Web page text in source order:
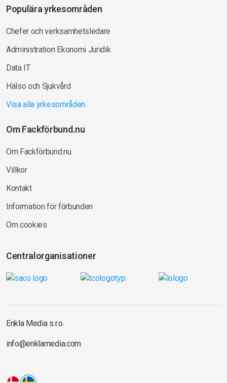
Populära yrkesområden
Chefer och verksamhetsledare
Administration Ekonomi Juridik
Data IT
Hälso och Sjukvård
Visa alla yrkesområden
Om Fackförbund.nu
Om Fackförbund.nu
Villkor
Kontakt
Information för förbunden
Om cookies
Centralorganisationer
Enkla Media s.r.o.
info@enklamedia.com